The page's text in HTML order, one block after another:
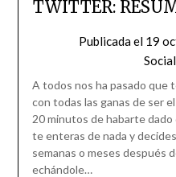
TWITTER:
Publicada el 19
A todos nos ha pasado que
con todas las ganas de ser
20 minutos de habarte
te enteras de nada y
semanas o meses después
echándole…